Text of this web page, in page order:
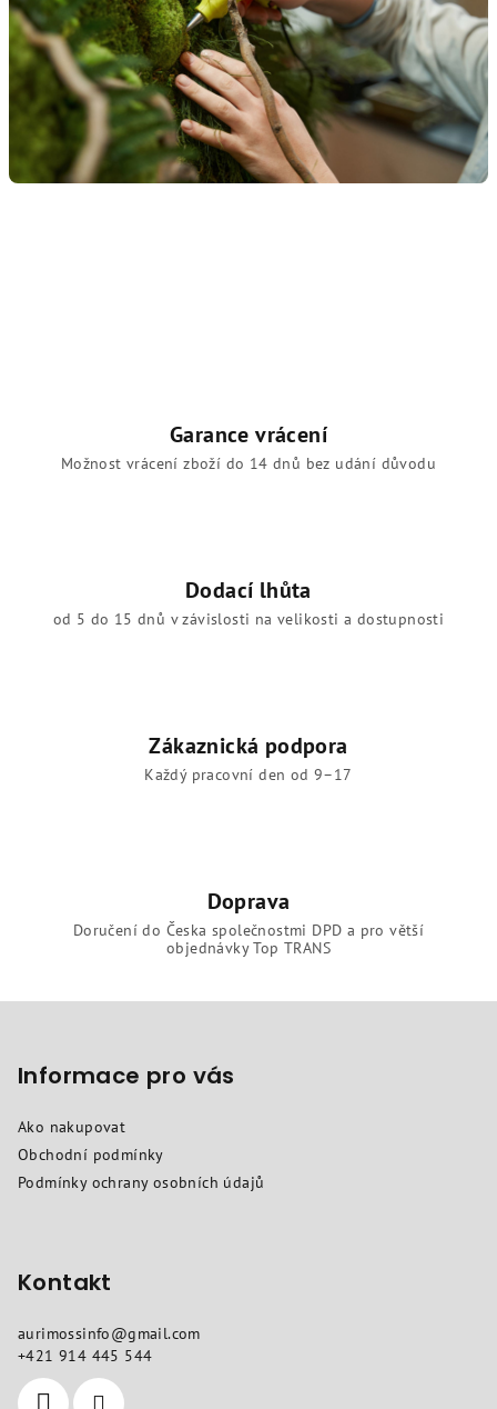
Garance vrácení
Možnost vrácení zboží do 14 dnů bez udání důvodu
Dodací lhůta
od 5 do 15 dnů v závislosti na velikosti a dostupnosti
Zákaznická podpora
Každý pracovní den od 9–17
Doprava
Doručení do Česka společnostmi DPD a pro větší
objednávky Top TRANS
Informace pro vás
Ako nakupovat
Obchodní podmínky
Podmínky ochrany osobních údajů
Kontakt
aurimossinfo@gmail.com
+421 914 445 544